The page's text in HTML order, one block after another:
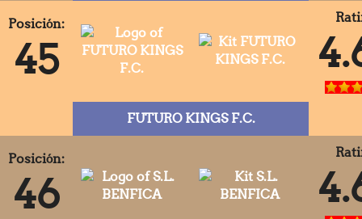
Posición:
45
FUTURO KINGS F.C.
Posición:
46